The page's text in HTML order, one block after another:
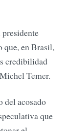
presidente
que, en Brasil,
credibilidad
Temer.
del acosado
que